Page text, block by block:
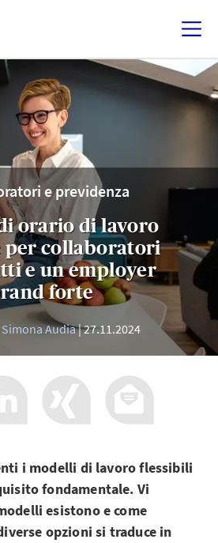
e previdenza
orario di lavoro
per collaboratori
e un employer
forte
Simona Audia 27.11.2024
i modelli di lavoro flessibili
fondamentale. Vi
esistono e come
opzioni si traduce in